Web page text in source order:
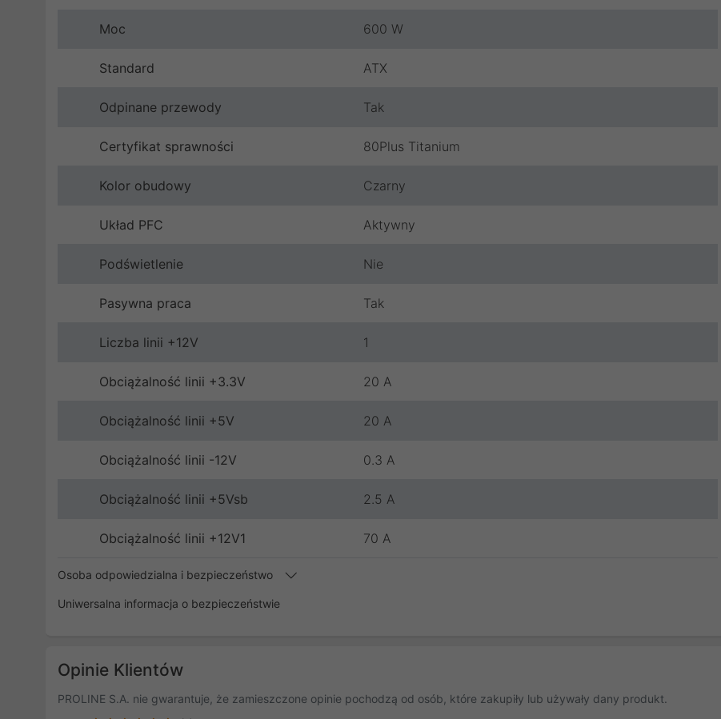
Moc 600 W
Standard ATX
Odpinane przewody Tak
Certyfikat sprawności 80Plus Titanium
Kolor obudowy Czarny
Układ PFC Aktywny
Podświetlenie Nie
Pasywna praca Tak
Liczba linii +12V 1
Obciążalność linii +3.3V 20 A
Obciążalność linii +5V 20 A
Obciążalność linii -12V 0.3 A
Obciążalność linii +5Vsb 2.5 A
Obciążalność linii +12V1 70 A
Osoba odpowiedzialna i bezpieczeństwo
Uniwersalna informacja o bezpieczeństwie
Opinie Klientów
PROLINE S.A. nie gwarantuje, że zamieszczone opinie pochodzą od osób, które zakupiły lub używały dany produkt.